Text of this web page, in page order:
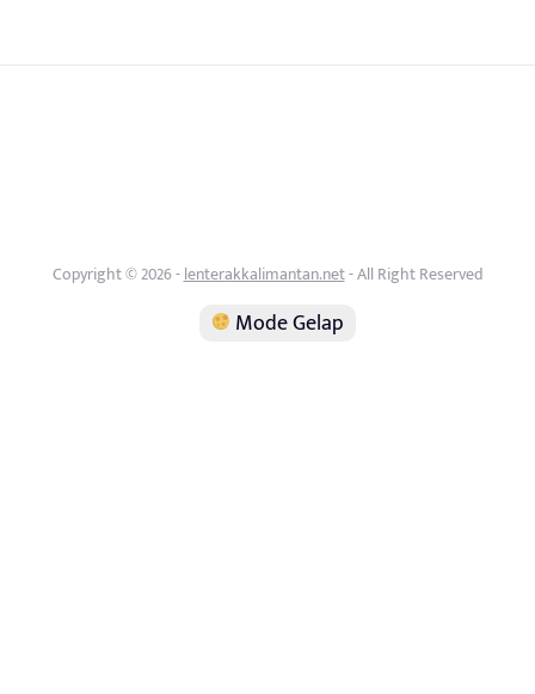
Copyright © 2026 -lenterakkalimantan.net- All Right Reserved
Mode Gelap